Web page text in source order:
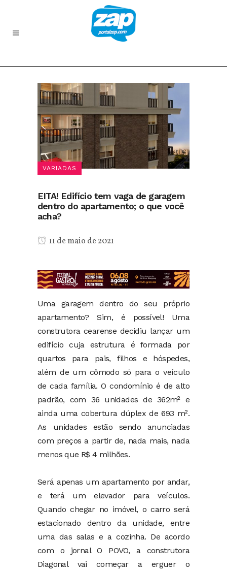
VARIADAS
EITA! Edifício tem vaga de garagem
dentro do apartamento; o que você
acha?
11 de maio de 2021
Uma garagem dentro do seu próprio
apartamento? Sim, é possível! Uma
construtora cearense decidiu lançar um
edifício cuja estrutura é formada por
quartos para pais, filhos e hóspedes,
além de um cômodo só para o veículo
de cada família. O condomínio é de alto
padrão, com 36 unidades de 362m² e
ainda uma cobertura dúplex de 693 m².
As unidades estão sendo anunciadas
com preços a partir de, nada mais, nada
menos que R$ 4 milhões.
Será apenas um apartamento por andar,
e terá um elevador para veículos.
Quando chegar no imóvel, o carro será
estacionado dentro da unidade, entre
uma das salas e a cozinha. De acordo
com o jornal O POVO, a construtora
Diagonal vai começar a erguer o